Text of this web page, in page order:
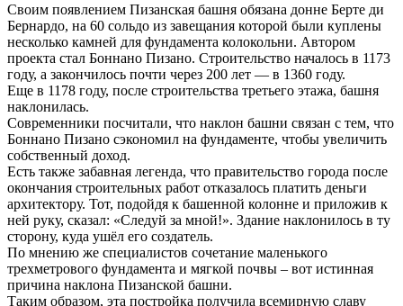
Своим появлением Пизанская башня обязана донне Берте ди
Бернардо, на 60 сольдо из завещания которой были куплены
несколько камней для фундамента колокольни. Автором
проекта стал Боннано Пизано. Строительство началось в 1173
году, а закончилось почти через 200 лет — в 1360 году.
Еще в 1178 году, после строительства третьего этажа, башня
наклонилась.
Современники посчитали, что наклон башни связан с тем, что
Боннано Пизано сэкономил на фундаменте, чтобы увеличить
собственный доход.
Есть также забавная легенда, что правительство города после
окончания строительных работ отказалось платить деньги
архитектору. Тот, подойдя к башенной колонне и приложив к
ней руку, сказал: «Следуй за мной!». Здание наклонилось в ту
сторону, куда ушёл его создатель.
По мнению же специалистов сочетание маленького
трехметрового фундамента и мягкой почвы – вот истинная
причина наклона Пизанской башни.
Таким образом, эта постройка получила всемирную славу